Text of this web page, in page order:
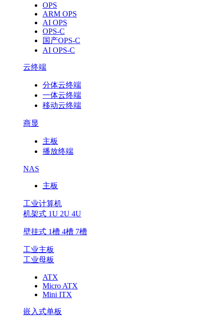
OPS
ARM OPS
AI OPS
OPS-C
国产OPS-C
AI OPS-C
云终端
分体云终端
一体云终端
移动云终端
商显
主板
播放终端
NAS
主板
工业计算机
机架式 1U 2U 4U
壁挂式 1槽 4槽 7槽
工业主板
工业母板
ATX
Micro ATX
Mini ITX
嵌入式单板